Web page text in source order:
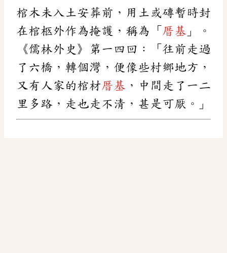
棺木未入土安葬前，用土或磚暫時封
在棺柩外作為掩護，稱為「 厝基 」。
《儒林外史》第一四回：「往前走過
了六橋，轉個灣，便像些村鄉地方，
又有人家的棺材厝基 ，中間走了一二
里多路，走也走不清，甚是可厭。」